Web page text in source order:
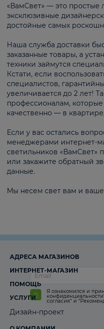
«ВамСвет» — это
эксклюзивные
достойные самых
Наша служба доставки
заказанные товары, а
техники займутся
Кстати, если
специалистов,
увеличивается до 2 лет!
профессионалам,
качественно — в
Если у вас остались
менеджерами интернет-
светильников «ВамСвет»
или закажите обратный
данные.
Мы несем свет вам и
Я ознакомился и
согласия“ и
АДРЕСА МАГАЗИНОВ
ИНТЕРНЕТ-МАГАЗИН
ПОМОЩЬ
УСЛУГИ
Дизайн-проект